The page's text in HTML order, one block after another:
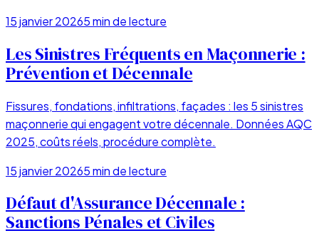
15 janvier 20265min de lecture
Les Sinistres Fréquents en Maçonnerie :
Prévention et Décennale
Fissures, fondations, infiltrations, façades : les 5 sinistres
maçonnerie qui engagent votre décennale. Données AQC
2025, coûts réels, procédure complète.
15 janvier 20265min de lecture
Défaut d'Assurance Décennale :
Sanctions Pénales et Civiles